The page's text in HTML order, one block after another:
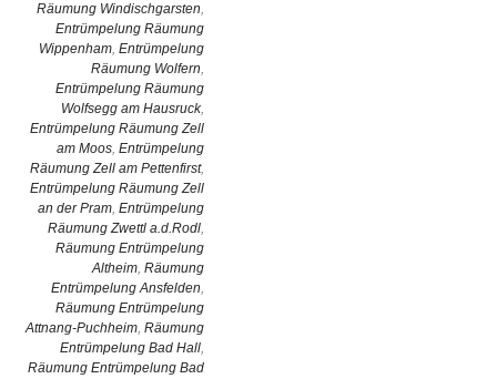
Räumung Windischgarsten,
Entrümpelung Räumung
Wippenham, Entrümpelung
Räumung Wolfern,
Entrümpelung Räumung
Wolfsegg am Hausruck,
Entrümpelung Räumung Zell
am Moos, Entrümpelung
Räumung Zell am Pettenfirst,
Entrümpelung Räumung Zell
an der Pram, Entrümpelung
Räumung Zwettl a.d.Rodl,
Räumung Entrümpelung
Altheim, Räumung
Entrümpelung Ansfelden,
Räumung Entrümpelung
Attnang-Puchheim, Räumung
Entrümpelung Bad Hall,
Räumung Entrümpelung Bad